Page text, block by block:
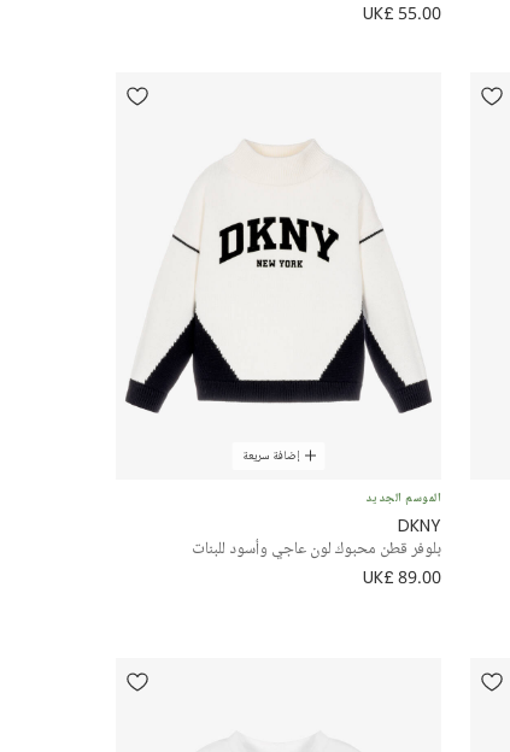
UK£ 55.00
إضافة سريعة
الموسم الجديد
DKNY
بلوفر قطن محبوك لون عاجي وأسود للبنات
UK£ 89.00